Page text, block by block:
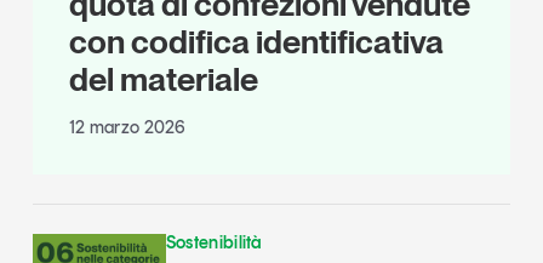
con codifica identificativa
del materiale
12 marzo 2026
Sostenibilità